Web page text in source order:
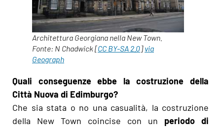
Architettura Georgiana nella New Town.
Fonte: N Chadwick [CC BY-SA 2.0]via
Geograph
Quali conseguenze ebbe la costruzione della
Città Nuova di Edimburgo?
Che sia stata o no una casualità, la costruzione
della New Town coincise con un periodo di